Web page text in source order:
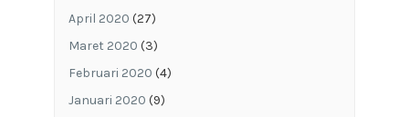
April 2020 (27)
Maret 2020 (3)
Februari 2020 (4)
Januari 2020 (9)